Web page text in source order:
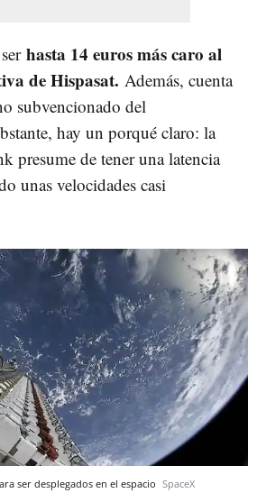
hasta 14 euros más caro al
de Hispasat. Además, cuenta
subvencionado del
hay un porqué claro: la
presume de tener una latencia
unas velocidades casi
ser desplegados en el espacio SpaceX